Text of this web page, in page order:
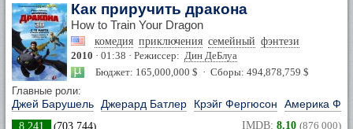
Как приручить дракона
How to Train Your Dragon
комедия приключения семейный фэнтези
2010 · 01:38 · Режиссер: Дин ДеБлуа
Бюджет: 165,000,000 $ · Сборы: 494,878,759 $
Главные роли:
Джей Барушель Джерард Батлер Крэйг Фергюсон Америка
8.241 (703 744) IMDB: 8.10 (876 000)